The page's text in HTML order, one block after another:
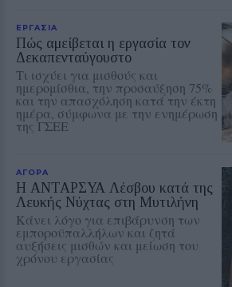
ΕΡΓΑΣΙΑ
Πώς αμείβεται η εργασία τον
Δεκαπενταύγουστο
Τι ισχύει για μισθούς και
ημερομίσθια, την προσαύξηση 75%
και την απασχόληση κατά την έκτη
ημέρα, σύμφωνα με την ενημέρωση
της ΓΣΕΕ
ΑΓΟΡΑ
Η ΑΝΤΑΡΣΥΑ Λέσβου κατά της
Λευκής Νύχτας στη Μυτιλήνη
Κάνει λόγο για επιβάρυνση των
εμποροϋπαλλήλων και ζητά
αυξήσεις μισθών και μείωση του
χρόνου εργασίας